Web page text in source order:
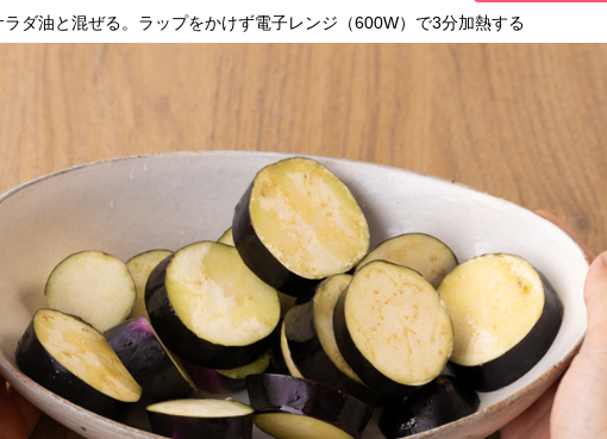
ダ油と混ぜる。ラップをかけず電子レンジ（600W）で3分加熱する